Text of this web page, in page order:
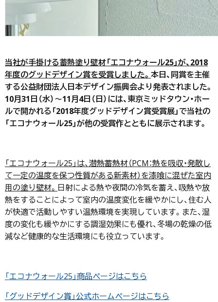
当社が手掛ける蓄熱塗り壁材「エコナウォール25」が、2018
年度のグッドデザイン賞を受賞しました。 本日、同賞を主催
する公益財団法人日本デザイン振興会より発表されました。
10月31日（水）～11月4日（日）には、東京ミッドタウン・ホー
ルで開かれる「2018年度グッドデザイン賞受賞展」で当社の
「エコナウォール25」が他の受賞作とともに展示されます。
「エコナウォール25」は、潜熱蓄熱材（PCM：熱を吸収・発散し
て一定の温度を保つ性質がある新素材）を漆喰に混ぜた室内
用の塗り壁材。 日射による熱や夜間の冷気を蓄え、吸熱や放
熱をすることによって室内の温度変化を緩やかにし、住む人
が快適で活動しやすい温熱環境を実現しています。また、湿
度の変化も緩やかにする調湿効果にも優れ、冬場の乾燥の低
減など健康的な生活環境にも役立っています。
「エコナウォール25」商品ページはこちら
「グッドデザイン賞」公式ホームページはこちら